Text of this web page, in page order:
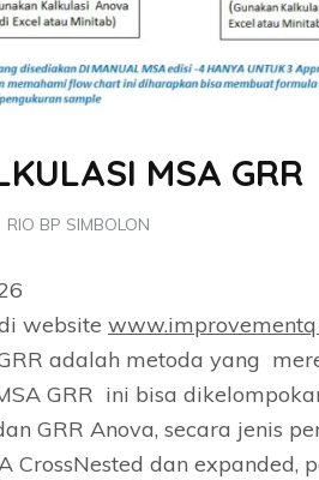
MSA GRR
RIO BP SIMBOLON
website
adalah metoda yang
GRR ini bisa
GRR Anova, secara jenis
CrossNested dan expanded,